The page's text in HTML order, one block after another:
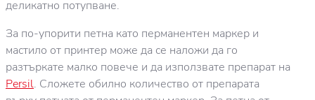
деликатно потупване.
За по-упорити петна като перманентен маркер и
мастило от принтер може да се наложи да го
разтъркате малко повече и да използвате препарат на
Persil. Сложете обилно количество от препарата